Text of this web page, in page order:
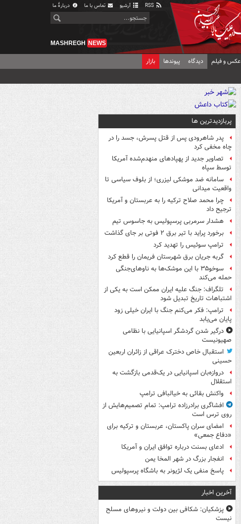
آرشیو تماس با ما دربارهٔ ما
MASHREGH NEWS
عکس و فیلم دیدگاه پیوندها بازار
پربازدیدترین ها
پدر شاهرودی پس از قتل پسرش، جسد را در
چاه مخفی کرد
تصاویر جدید از پهپادهای منهدم‌شده آمریکا
توسط سپاه
سامانه ضد موشکی لیزری؛ از بلوف سیاسی تا
واقعیت میدانی
چرا محمد صلاح ترکیه را به عربستان و آمریکا
ترجیح داد
هشدار سرمربی پرسپولیس به جاسوس تیم
برخورد پراید با تیر برق ۲ فوتی بر جای گذاشت
ترامپ سوئیس را تهدید کرد
گربه جریان برق شهرستان فریمان را قطع کرد
سوخو۳۵ با این موشک‌ها به ناوهای‌جنگی
حمله می‌کند
تلگراف: جنگ علیه ایران ممکن است به یکی از
اشتباهات تاریخ تبدیل شود
ترامپ: فکر می‌کنم جنگ با ایران خیلی زود
پایان می‌یابد
درگیر شدن گردشگر اسپانیایی با نظامی
صهیونیست
استقبال خاص دخترک عراقی از زائران اربعین
حسینی
دروازه‌بان اسپانیایی در یک‌قدمی بازگشت به
استقلال
واکنش بقائی به خیالبافی ترامپ
افشاگری برادرزاده ترامپ: تمام تصمیم‌هایش از
روی ترس است
امضای سران پاکستان، عربستان و ترکیه برای
«دفاع جمعی»
ادعای بسنت درباره توافق ایران و آمریکا
انفجار بزرگ در شهر المخا یمن
پاسخ منفی یک لژیونر به باشگاه پرسپولیس
آخرین اخبار
پزشکیان: شکافی بین دولت و نیروهای مسلح
نیست